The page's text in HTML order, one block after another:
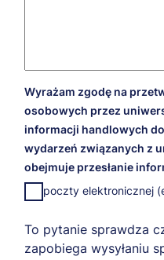
OSOBOWE?
Cele marketingowe
W celach marketingowych
przetwarzali na podstawie
przez 5 lat liczonych od 1
dacie wyrażenia zgody.
przesyłać Ci informacje
przez nas
przygotowaliśmy.
zrealizowaniu usługi
W celach realizacji usług
Wyrażam zgodę na
osobowych przez
informacji handlowych
wydarzeń związanych z
obejmuje przesłanie
poczty elektronicznej
To pytanie sprawdza
zapobiega wysyłaniu